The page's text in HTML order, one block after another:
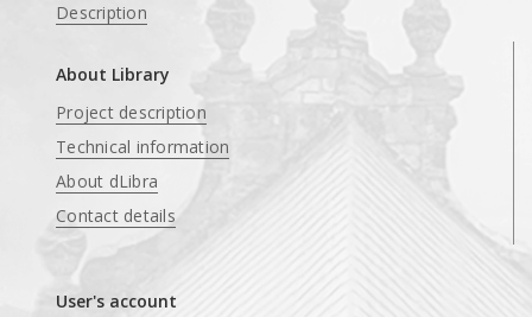
Description
About Library
Project description
Technical information
About dLibra
Contact details
User's account